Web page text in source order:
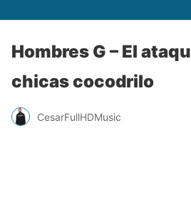
Hombres G – El
chicas cocodrilo
CesarFullHDMusic